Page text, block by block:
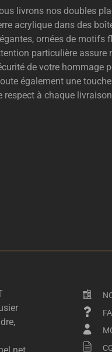
livrons nos doubles
acrylique dans des
ornées de motifs
particulière assure
de votre hommage
également une
respect à chaque